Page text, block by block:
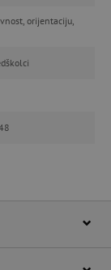
orijentaciju,
Pružatelj usluga
Domena